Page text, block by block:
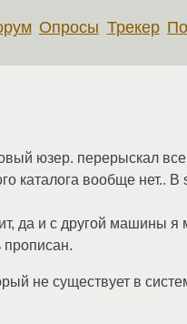
Опросы Трекер
юзер. перерыскал
каталога вообще нет..
да и с другой машины
прописан.
не существует в